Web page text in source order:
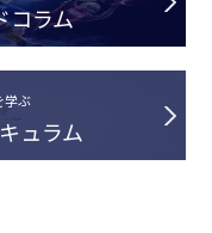
コラム
学ぶ
ュラム